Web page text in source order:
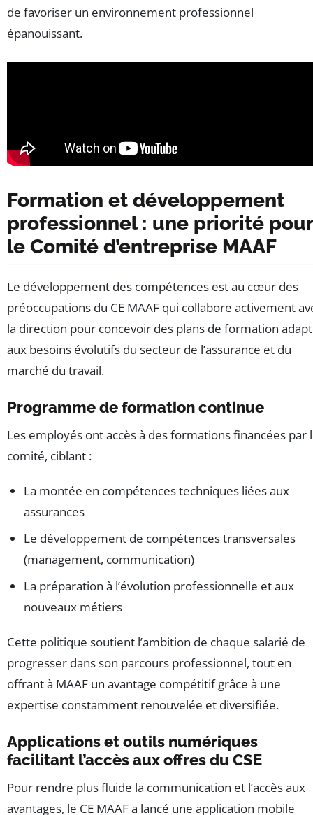
de favoriser un environnement professionnel
épanouissant.
Formation et développement
professionnel : une priorité pour
le Comité d’entreprise MAAF
Le développement des compétences est au cœur des
préoccupations du CE MAAF qui collabore activement
la direction pour concevoir des plans de formation
aux besoins évolutifs du secteur de l’assurance et du
marché du travail.
Programme de formation continue
Les employés ont accès à des formations financées par
comité, ciblant :
La montée en compétences techniques liées aux
assurances
Le développement de compétences transversales
(management, communication)
La préparation à l’évolution professionnelle et aux
nouveaux métiers
Cette politique soutient l’ambition de chaque salarié de
progresser dans son parcours professionnel, tout en
offrant à MAAF un avantage compétitif grâce à une
expertise constamment renouvelée et diversifiée.
Applications et outils numériques
facilitant l’accès aux offres du CSE
Pour rendre plus fluide la communication et l’accès aux
avantages, le CE MAAF a lancé une application mobile